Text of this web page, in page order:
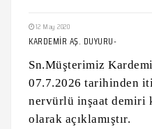
12 May 2020
KARDEMİR AŞ. DUYURU-
Sn.Müşterimiz
07.7.2026 tarihinden
nervürlü inşaat demiri
olarak açıklamıştır.